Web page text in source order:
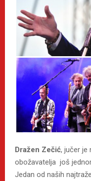
Dražen Zečić, jučer je
obožavatelja još
Jedan od naših